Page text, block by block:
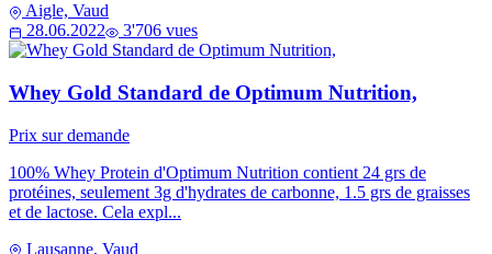
Aigle, Vaud
28.06.2022
3'706 vues
Whey Gold Standard de Optimum Nutrition,
Prix sur demande
100% Whey Protein d'Optimum Nutrition contient 24 grs de
protéines, seulement 3g d'hydrates de carbonne, 1.5 grs de graisses
et de lactose. Cela expl...
Lausanne, Vaud